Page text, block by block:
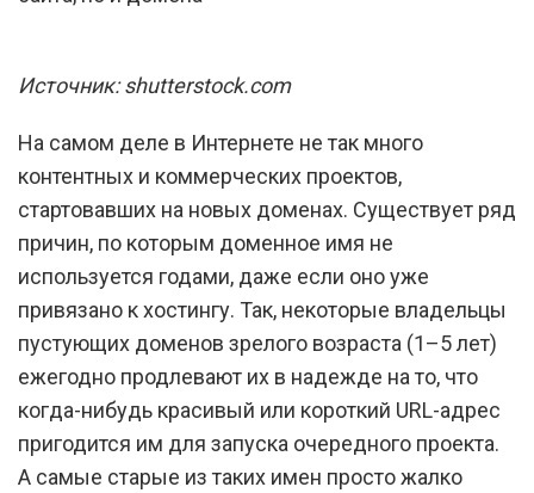
Источник: shutterstock.com
На самом деле в Интернете не так много
контентных и коммерческих проектов,
стартовавших на новых доменах. Существует ряд
причин, по которым доменное имя не
используется годами, даже если оно уже
привязано к хостингу. Так, некоторые владельцы
пустующих доменов зрелого возраста (1–5 лет)
ежегодно продлевают их в надежде на то, что
когда-нибудь красивый или короткий URL-адрес
пригодится им для запуска очередного проекта.
А самые старые из таких имен просто жалко